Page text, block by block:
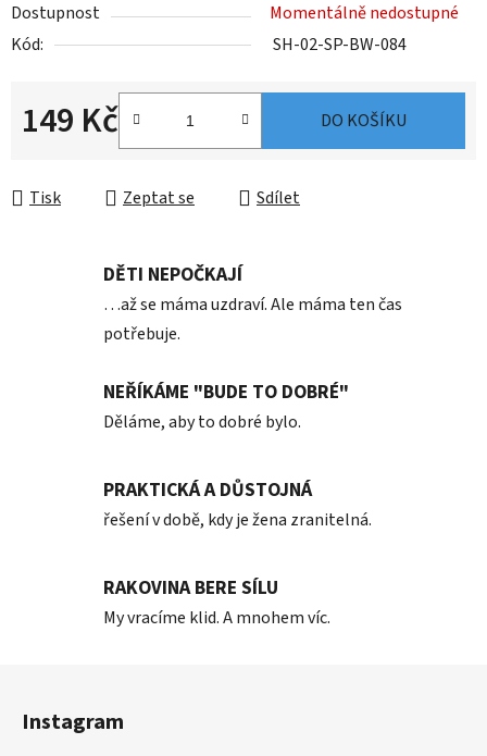
Dostupnost
Momentálně nedostupné
Kód:
SH-02-SP-BW-084
149 Kč DO KOŠÍKU
Tisk Zeptat se Sdílet
DĚTI NEPOČKAJÍ
…až se máma uzdraví. Ale máma ten čas
potřebuje.
NEŘÍKÁME "BUDE TO DOBRÉ"
Děláme, aby to dobré bylo.
PRAKTICKÁ A DŮSTOJNÁ
řešení v době, kdy je žena zranitelná.
RAKOVINA BERE SÍLU
My vracíme klid. A mnohem víc.
Instagram